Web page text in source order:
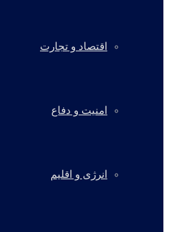
اقتصاد و تجارت
امنیت و دفاع
انرژی و اقلیم